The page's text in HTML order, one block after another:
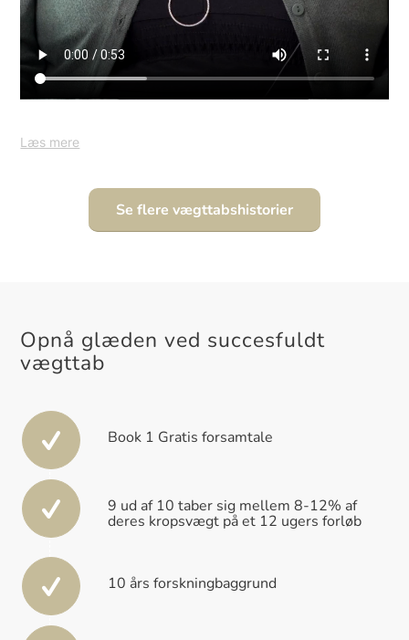
Læs mere
Se flere vægttabshistorier
Opnå glæden ved succesfuldt
vægttab
Book 1 Gratis forsamtale
9 ud af 10 taber sig mellem 8-12% af
deres kropsvægt på et 12 ugers forløb
10 års forskningbaggrund